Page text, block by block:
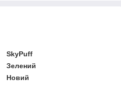
SkyPuff
Зелений
Новий